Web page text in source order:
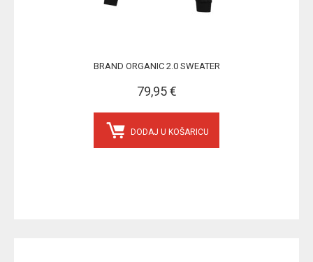
BRAND ORGANIC 2.0 SWEATER
79,95 €
DODAJ U KOŠARICU